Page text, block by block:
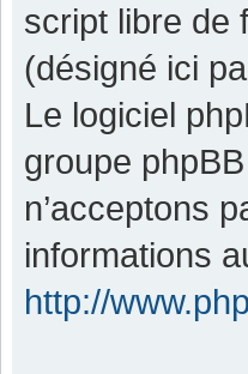
script libre de
(désigné ici
Le logiciel
groupe
n’acceptons
informations
http://